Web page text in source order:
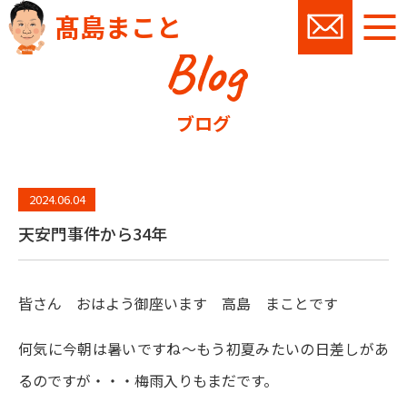
髙島まこと
Blog
ブログ
2024.06.04
天安門事件から34年
皆さん おはよう御座います 高島 まことです
何気に今朝は暑いですね～もう初夏みたいの日差しがあ
るのですが・・・梅雨入りもまだです。